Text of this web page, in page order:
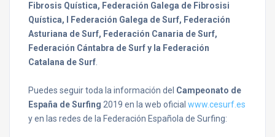
Fibrosis Quística, Federación Galega de Fibrosisi
Quística, l Federación Galega de Surf, Federación
Asturiana de Surf, Federación Canaria de Surf,
Federación Cántabra de Surf y la Federación
Catalana de Surf
Puedes seguir toda la información del Campeonato de
España de Surfing 2019 en la web oficial www.cesurf.es
y en las redes de la Federación Española de Surfing: